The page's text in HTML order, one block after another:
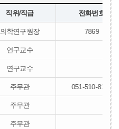
직위/직급 전화번호
의학연구원장 7869
연구교수
연구교수
주무관 051-510-8105
주무관
주무관